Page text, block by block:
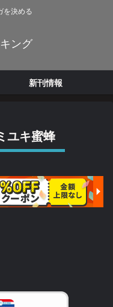
を決める
ング
新刊情報
ユキ蜜蜂